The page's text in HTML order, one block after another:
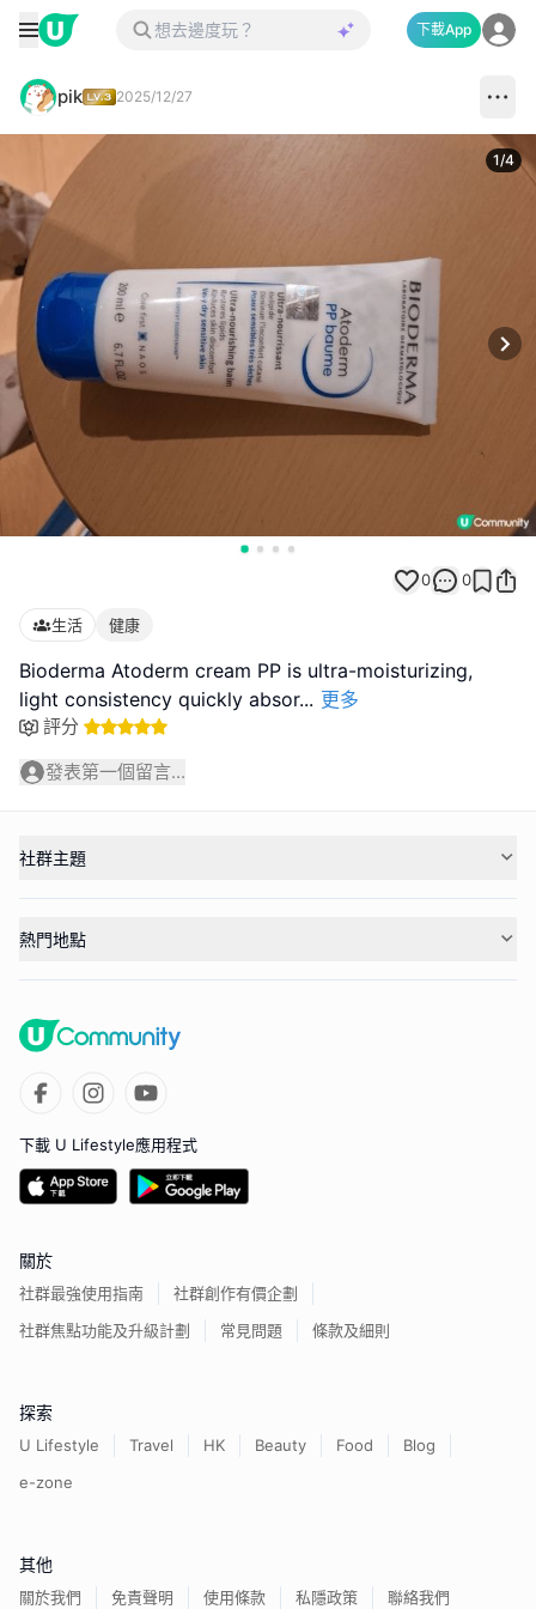
下載App
pik 2025/12/27
1/4
0 0
生活 健康
Bioderma Atoderm cream PP is ultra-moisturizing,
light consistency quickly absor... 更多
評分
發表第一個留言...
社群主題
熱門地點
下載 U Lifestyle應用程式
關於
社群最強使用指南
社群創作有價企劃
社群焦點功能及升級計劃
常見問題 條款及細則
探索
U Lifestyle Travel HK Beauty Food
Blog
e-zone
其他
關於我們 免責聲明 使用條款 私隱政策 聯絡我們